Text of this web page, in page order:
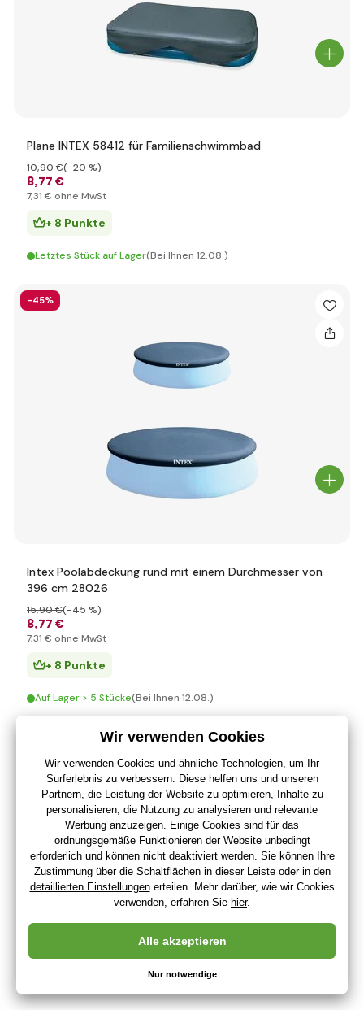
Plane INTEX 58412 für Familienschwimmbad
8,77 €
10,90 €(-20 %)
7,31 € ohne MwSt
+ 8 Punkte
Letztes Stück auf Lager(Bei Ihnen 12.08.)
-45%
Intex Poolabdeckung rund mit einem Durchmesser von
396 cm 28026
8,77 €
15,90 €(-45 %)
7,31 € ohne MwSt
+ 8 Punkte
Auf Lager > 5 Stücke(Bei Ihnen 12.08.)